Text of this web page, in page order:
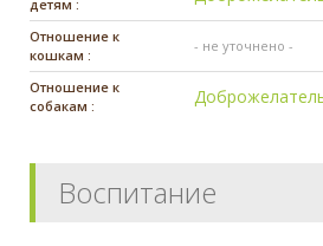
детям :
Отношение к
кошкам :
- не уточнено -
Отношение к
собакам :
Воспитание